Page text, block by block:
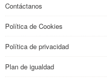
Contáctanos
Política de Cookies
Política de privacidad
Plan de igualdad